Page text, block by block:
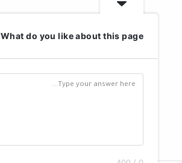
What do you like about this page?